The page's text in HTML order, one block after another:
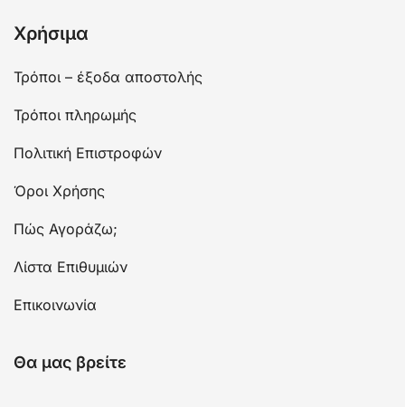
Χρήσιμα
Τρόποι – έξοδα αποστολής
Τρόποι πληρωμής
Πολιτική Επιστροφών
Όροι Χρήσης
Πώς Αγοράζω;
Λίστα Επιθυμιών
Επικοινωνία
Θα μας βρείτε